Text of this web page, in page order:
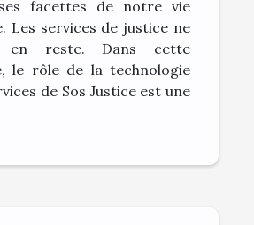
facettes de notre vie
Les services de justice ne
en reste. Dans cette
le rôle de la technologie
de Sos Justice est une